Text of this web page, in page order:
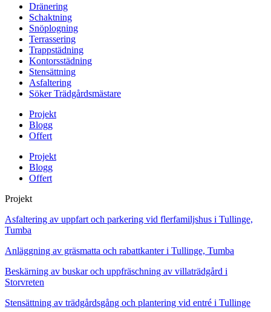
Dränering
Schaktning
Snöplogning
Terrassering
Trappstädning
Kontorsstädning
Stensättning
Asfaltering
Söker Trädgårdsmästare
Projekt
Blogg
Offert
Projekt
Blogg
Offert
Projekt
Asfaltering av uppfart och parkering vid flerfamiljshus i Tullinge,
Tumba
Anläggning av gräsmatta och rabattkanter i Tullinge, Tumba
Beskärning av buskar och uppfräschning av villaträdgård i
Storvreten
Stensättning av trädgårdsgång och plantering vid entré i Tullinge